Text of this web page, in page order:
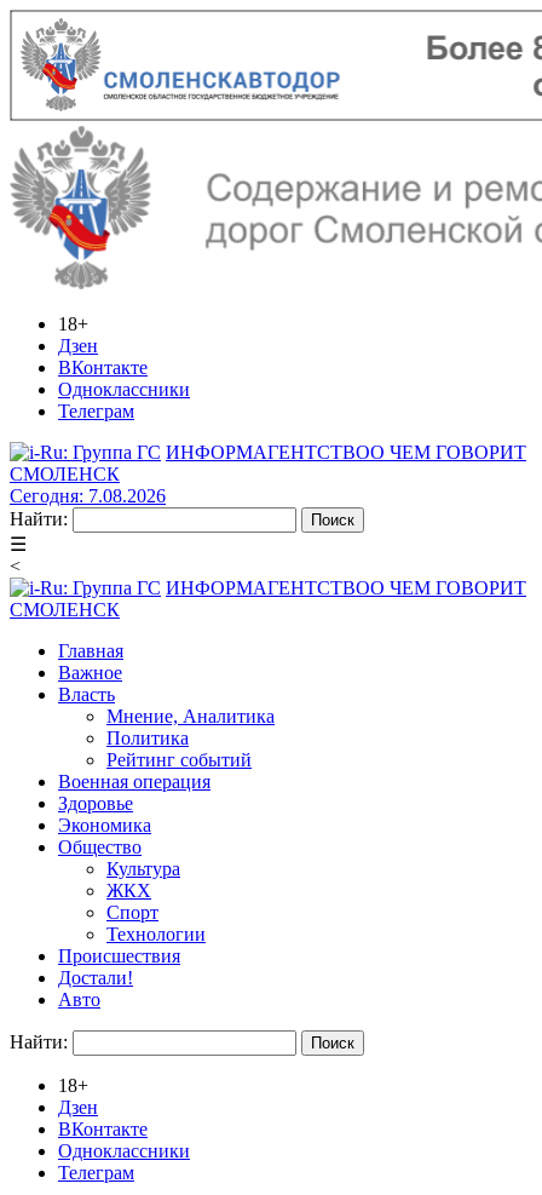
18+
Дзен
ВКонтакте
Одноклассники
Телеграм
ИНФОРМАГЕНТСТВОО ЧЕМ ГОВОРИТ
СМОЛЕНСК
Сегодня: 7.08.2026
Найти:
☰
<
ИНФОРМАГЕНТСТВОО ЧЕМ ГОВОРИТ
СМОЛЕНСК
Главная
Важное
Власть
Мнение, Аналитика
Политика
Рейтинг событий
Военная операция
Здоровье
Экономика
Общество
Культура
ЖКХ
Спорт
Технологии
Происшествия
Достали!
Авто
Найти:
18+
Дзен
ВКонтакте
Одноклассники
Телеграм